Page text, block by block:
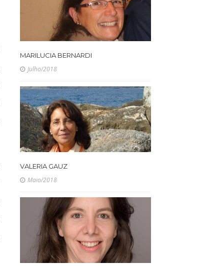
MARILUCIA BERNARDI
Julho/2018
VALERIA GAUZ
Maio/2018